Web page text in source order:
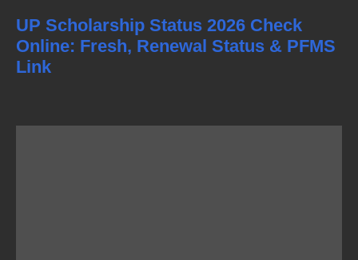
UP Scholarship Status 2026 Check
Online: Fresh, Renewal Status & PFMS
Link